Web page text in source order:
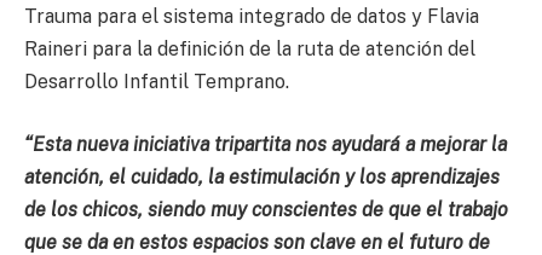
Trauma para el sistema integrado de datos y Flavia
Raineri para la definición de la ruta de atención del
Desarrollo Infantil Temprano.
“Esta nueva iniciativa tripartita nos ayudará a mejorar la
atención, el cuidado, la estimulación y los aprendizajes
de los chicos, siendo muy conscientes de que el trabajo
que se da en estos espacios son clave en el futuro de